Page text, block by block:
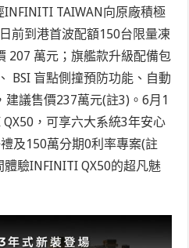
TAIWAN向原廠積極
前到港首波配額150台限量凍
207 萬元；旗艦款升級配備包
BSI 盲點側撞預防功能、自動
建議售價237萬元(註3) 。6月1
，可享六大系統3年安心
及150萬分期0利率專案(註
體驗INFINITI QX50的超凡魅